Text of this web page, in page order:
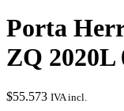
Porta
ZQ 2020L
$55.573 IVA incl.